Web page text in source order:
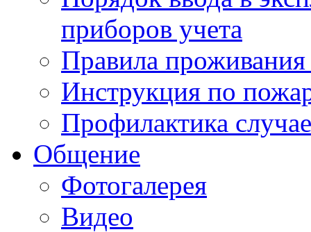
приборов учета
Правила
Инструкция по
Профилактика
Общение
Фотогалерея
Видео